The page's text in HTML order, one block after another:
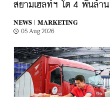
สยามเฮลท์ฯ โต 4 พันล้าน
NEWS |
MARKETING
05 Aug 2026